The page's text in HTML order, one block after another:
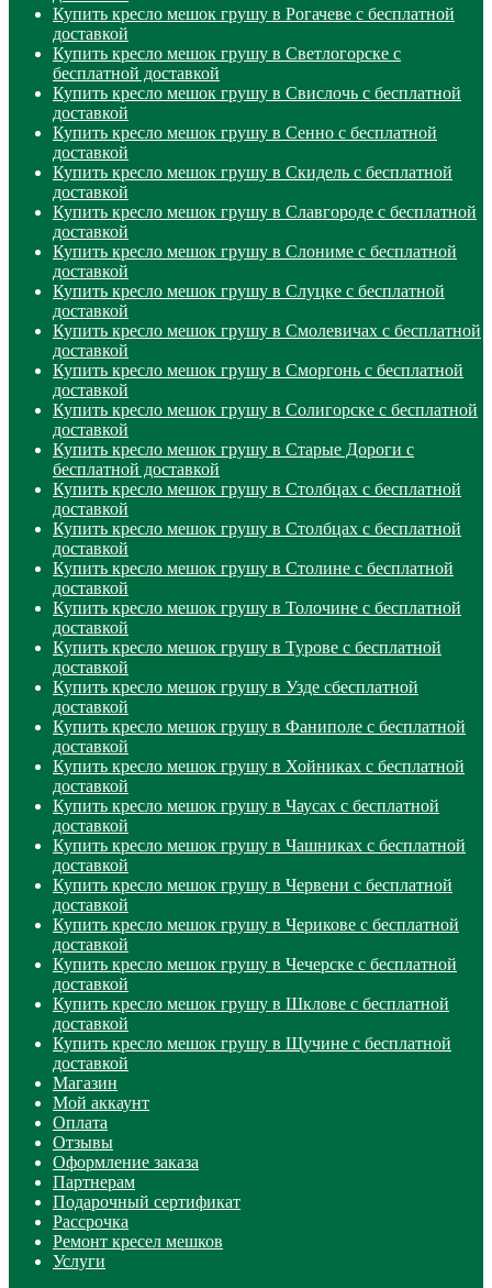
Купить кресло мешок грушу в Рогачеве с бесплатной
доставкой
Купить кресло мешок грушу в Светлогорске с
бесплатной доставкой
Купить кресло мешок грушу в Свислочь с бесплатной
доставкой
Купить кресло мешок грушу в Сенно с бесплатной
доставкой
Купить кресло мешок грушу в Скидель с бесплатной
доставкой
Купить кресло мешок грушу в Славгороде с бесплатной
доставкой
Купить кресло мешок грушу в Слониме с бесплатной
доставкой
Купить кресло мешок грушу в Слуцке с бесплатной
доставкой
Купить кресло мешок грушу в Смолевичах с бесплатной
доставкой
Купить кресло мешок грушу в Сморгонь с бесплатной
доставкой
Купить кресло мешок грушу в Солигорске с бесплатной
доставкой
Купить кресло мешок грушу в Старые Дороги с
бесплатной доставкой
Купить кресло мешок грушу в Столбцах с бесплатной
доставкой
Купить кресло мешок грушу в Столбцах с бесплатной
доставкой
Купить кресло мешок грушу в Столине с бесплатной
доставкой
Купить кресло мешок грушу в Толочине с бесплатной
доставкой
Купить кресло мешок грушу в Турове с бесплатной
доставкой
Купить кресло мешок грушу в Узде сбесплатной
доставкой
Купить кресло мешок грушу в Фаниполе с бесплатной
доставкой
Купить кресло мешок грушу в Хойниках с бесплатной
доставкой
Купить кресло мешок грушу в Чаусах с бесплатной
доставкой
Купить кресло мешок грушу в Чашниках с бесплатной
доставкой
Купить кресло мешок грушу в Червени с бесплатной
доставкой
Купить кресло мешок грушу в Черикове с бесплатной
доставкой
Купить кресло мешок грушу в Чечерске с бесплатной
доставкой
Купить кресло мешок грушу в Шклове с бесплатной
доставкой
Купить кресло мешок грушу в Щучине с бесплатной
доставкой
Магазин
Мой аккаунт
Оплата
Отзывы
Оформление заказа
Партнерам
Подарочный сертификат
Рассрочка
Ремонт кресел мешков
Услуги